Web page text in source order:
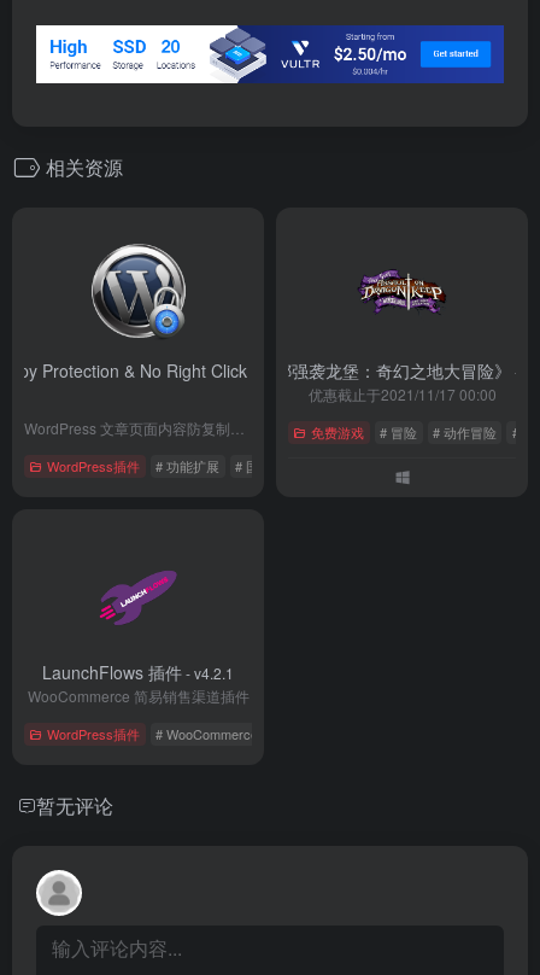
相关资源
Protection & No Right Click PRO 插件- v11.0
WordPress插件 # 功能扩展 # 国外插件
《小缇娜强袭龙堡：奇幻之地大冒险》
-
优惠截止于2021/11/17 00:00
免费游戏 # 冒险 # 动作冒险 # 角
LaunchFlows 插件- v4.2.1
WooCommerce 简易销售渠道插件
WordPress插件 # WooCommerce
暂无评论